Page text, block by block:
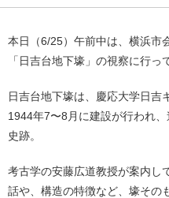
本日（6/25）午前中は、横浜市
「日吉台地下壕」の視察に行っ
日吉台地下壕は、慶応大学日吉
1944年7〜8月に建設が行われ
史跡。
考古学の安藤広道教授が案内し
話や、構造の特徴など、壕その